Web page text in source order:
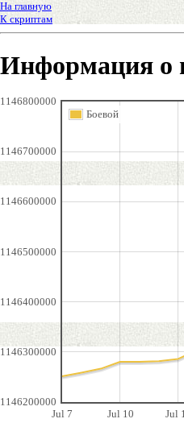
На главную
К скриптам
Информация о
Jul 7 Jul 10 Jul
1146200000
1146300000
1146400000
1146500000
1146600000
1146700000
1146800000
Боевой